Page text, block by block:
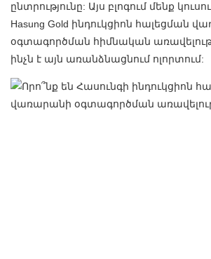
ընտրությունը: Այս բլոգում մենք
Hasung Gold ինդուկցիոն հալեցման
օգտագործման հիմնական
ինչն է այն առանձնացնում ոլորտում: